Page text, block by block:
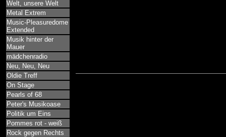
Welt, unsere Welt
Metal Extrem
Music-Pleasuredome
Extended
Musik hinter der
Mauer
mädchenradio
Neu, Neu, Neu
Oldie Treff
On Stage
Pearls of 68
Peter's Musikoase
Politik um Eins
Pommes rot - weiß
Rock gegen Rechts